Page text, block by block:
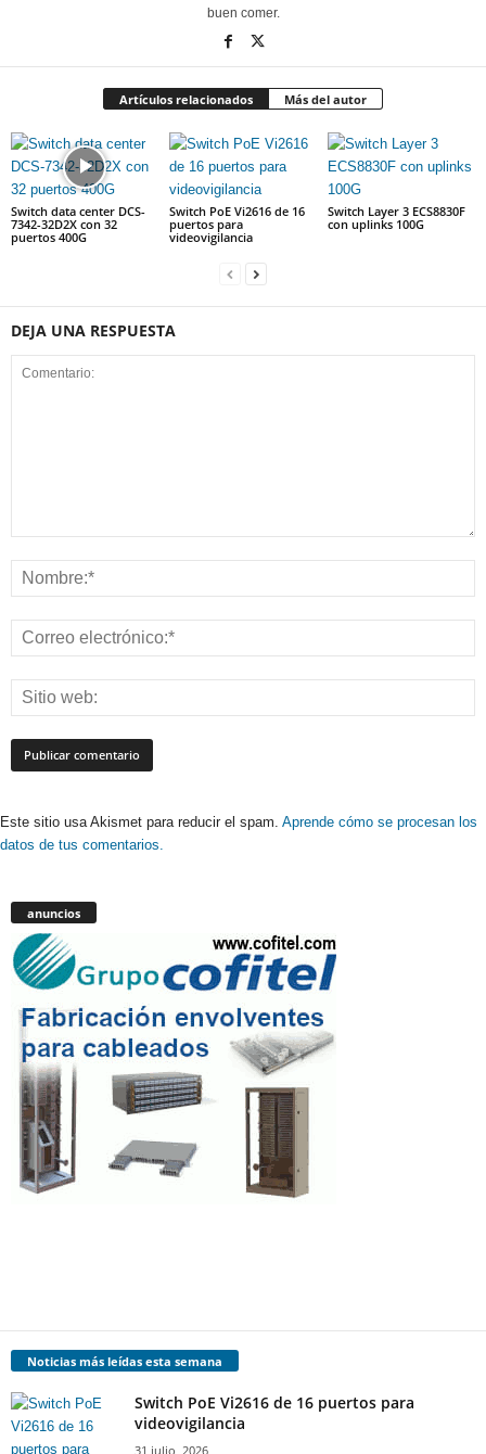
buen comer.
Artículos relacionados Más del autor
Switch data center DCS-
7342-32D2X con 32
puertos 400G
Switch PoE Vi2616 de 16
puertos para
videovigilancia
Switch Layer 3 ECS8830F
con uplinks 100G
DEJA UNA RESPUESTA
Este sitio usa Akismet para reducir el spam. Aprende cómo se procesan los
datos de tus comentarios.
anuncios
Noticias más leídas esta semana
Switch PoE Vi2616 de 16 puertos para
videovigilancia
31 julio, 2026